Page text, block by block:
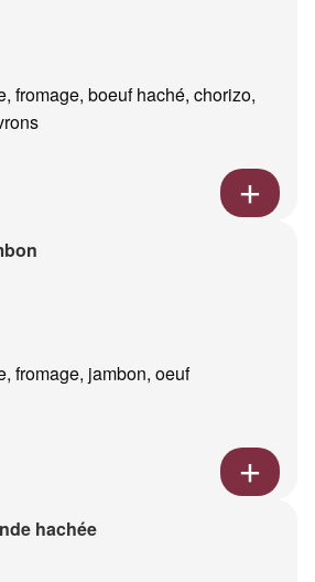
fromage, boeuf haché, chorizo,
fromage, jambon, oeuf
hachée